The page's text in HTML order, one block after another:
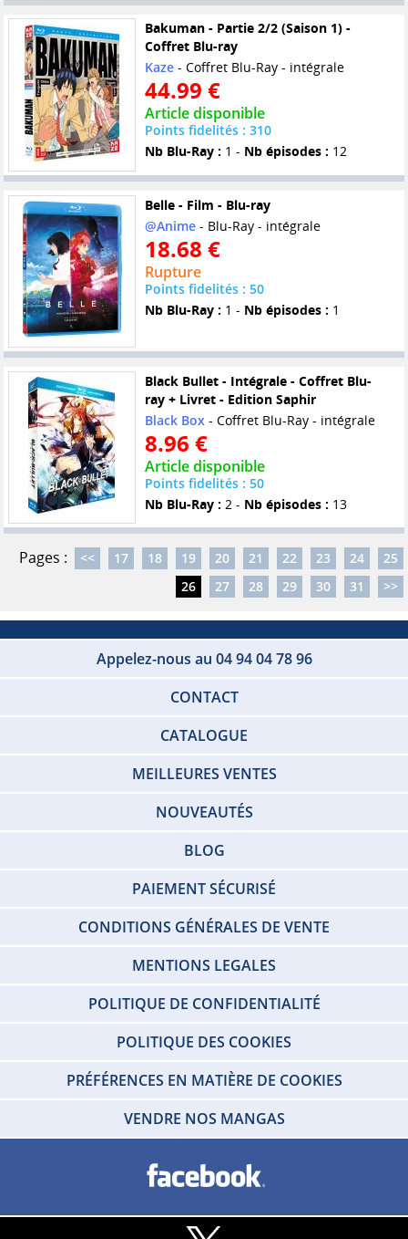
Bakuman - Partie 2/2 (Saison 1) -
Coffret Blu-ray
Kaze- Coffret Blu-Ray - intégrale
44.99 €
Article disponible
Points fidelités : 310
Nb Blu-Ray : 1 - Nb épisodes : 12
Belle - Film - Blu-ray
@Anime- Blu-Ray - intégrale
18.68 €
Rupture
Points fidelités : 50
Nb Blu-Ray : 1 - Nb épisodes : 1
Black Bullet - Intégrale - Coffret Blu-
ray + Livret - Edition Saphir
Black Box - Coffret Blu-Ray - intégrale
8.96 €
Article disponible
Points fidelités : 50
Nb Blu-Ray : 2 - Nb épisodes : 13
Pages : << 17 18 19 20 21 22 23 24
25
26
27 28 29 30 31 >>
Appelez-nous au 04 94 04 78 96
CONTACT
CATALOGUE
MEILLEURES VENTES
NOUVEAUTÉS
BLOG
PAIEMENT SÉCURISÉ
CONDITIONS GÉNÉRALES DE VENTE
MENTIONS LEGALES
POLITIQUE DE CONFIDENTIALITÉ
POLITIQUE DES COOKIES
PRÉFÉRENCES EN MATIÈRE DE COOKIES
VENDRE NOS MANGAS